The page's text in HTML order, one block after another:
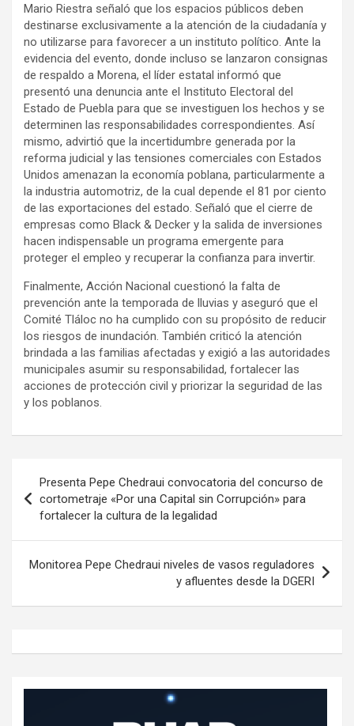
Mario Riestra señaló que los espacios públicos deben
destinarse exclusivamente a la atención de la ciudadanía y
no utilizarse para favorecer a un instituto político. Ante la
evidencia del evento, donde incluso se lanzaron consignas
de respaldo a Morena, el líder estatal informó que
presentó una denuncia ante el Instituto Electoral del
Estado de Puebla para que se investiguen los hechos y se
determinen las responsabilidades correspondientes. Así
mismo, advirtió que la incertidumbre generada por la
reforma judicial y las tensiones comerciales con Estados
Unidos amenazan la economía poblana, particularmente a
la industria automotriz, de la cual depende el 81 por ciento
de las exportaciones del estado. Señaló que el cierre de
empresas como Black & Decker y la salida de inversiones
hacen indispensable un programa emergente para
proteger el empleo y recuperar la confianza para invertir.
Finalmente, Acción Nacional cuestionó la falta de
prevención ante la temporada de lluvias y aseguró que el
Comité Tláloc no ha cumplido con su propósito de reducir
los riesgos de inundación. También criticó la atención
brindada a las familias afectadas y exigió a las autoridades
municipales asumir su responsabilidad, fortalecer las
acciones de protección civil y priorizar la seguridad de las
y los poblanos.
de
entradas
Presenta Pepe Chedraui convocatoria del concurso de
cortometraje «Por una Capital sin Corrupción» para
fortalecer la cultura de la legalidad
Monitorea Pepe Chedraui niveles de vasos reguladores
y afluentes desde la DGERI